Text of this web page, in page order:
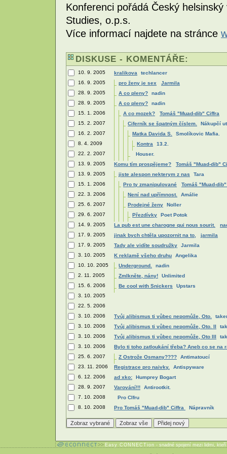
Konferenci pořádá Český
Studies, o.p.s.
Více informací najdete na stránce
DISKUSE - KOMENTÁŘE:
10. 9. 2005 kralikova
techlancer
16. 9. 2005
pro ženy je sex
Jarmila
28. 9. 2005
A co pleny?
nadin
28. 9. 2005
A co pleny?
nadin
15. 1. 2006
A co mozek?
Tomáš "Muad-dib" Ciffra
15. 2. 2007
Ciferník se špatným číslem.
Nákupčí
16. 2. 2007
Matka Davida S.
Smolíkovic Mafia.
8. 4. 2009
Kontra
13.2.
22. 2. 2007
Houser.
13. 9. 2005
Komu tím prospějeme?
Tomáš "Muad-dib"
13. 9. 2005
jiste alespon nekterym z nas
Tara
15. 1. 2006
Pro ty zmanipulované
Tomáš "Muad-
22. 3. 2006
Není nad upřímnost.
Amálie
25. 6. 2007
Prodejné ženy
Noller
29. 6. 2007
Přezdívky
Poet Potok
14. 9. 2005
La pub est une charogne qui nous sourit.
17. 9. 2005
jinak bych chtěla upozornit na to,
jarmila
17. 9. 2005
Tady ale vidíte soudružky
Jarmila
3. 10. 2005
K reklamě všeho druhu
Angelika
10. 10. 2005
Underground.
nadin
2. 11. 2005
Zmlkněte, nány!
Unlimited
15. 6. 2006
Be cool with Snickers
Upstars
3. 10. 2005
22. 5. 2006
3. 10. 2006
Tvůj alibismus ti vůbec nepomůže, Oto.
3. 10. 2006
Tvůj alibismus ti vůbec nepomůže, Oto. II
3. 10. 2006
Tvůj alibismus ti vůbec nepomůže, Oto III
3. 10. 2006
Bylo ti toho zatloukání třeba? Aneb co se na
25. 6. 2007
Z Ostrože Osmany????
Antimatoucí
23. 11. 2006
Registrace pro naivky.
Antispyware
6. 12. 2006
ad xko:
Humprey Bogart
28. 9. 2007
Varování!!!
Antirootkit.
7. 10. 2008
Pro CIfru
8. 10. 2008
Pro Tomáš "Muad-dib" Ciffra Nápravník
Easy CONNECTion - snadné spojení mezi lidmi,